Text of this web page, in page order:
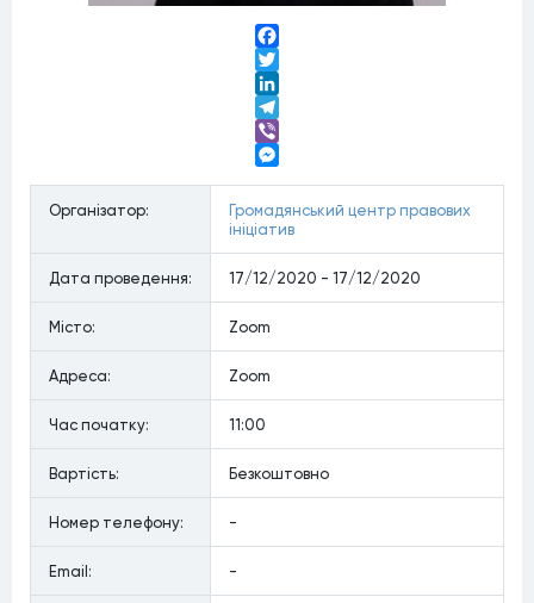
Facebook
Twitter
LinkedIn
Telegram
Viber
Органiзатор:
Громадянський центр правових
ініціатив
Дата проведення: 17/12/2020 - 17/12/2020
Мiсто: Zoom
Адреса: Zoom
Час початку: 11:00
Вартiсть: Безкоштовно
Номер телефону: -
Email: -